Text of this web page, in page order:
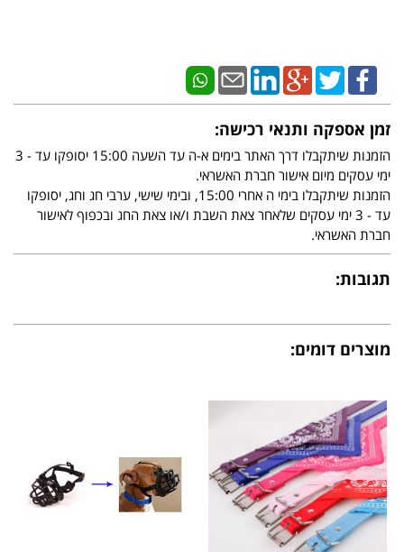
זמן אספקה ותנאי רכישה:
הזמנות שיתקבלו דרך האתר בימים א-ה עד השעה 15:00 יסופקו עד - 3
ימי עסקים מיום אישור חברת האשראי.
הזמנות שיתקבלו בימי ה אחרי 15:00, ובימי שישי, ערבי חג וחג, יסופקו
עד - 3 ימי עסקים שלאחר צאת השבת ו/או צאת החג ובכפוף לאישור
חברת האשראי.
תגובות:
מוצרים דומים: